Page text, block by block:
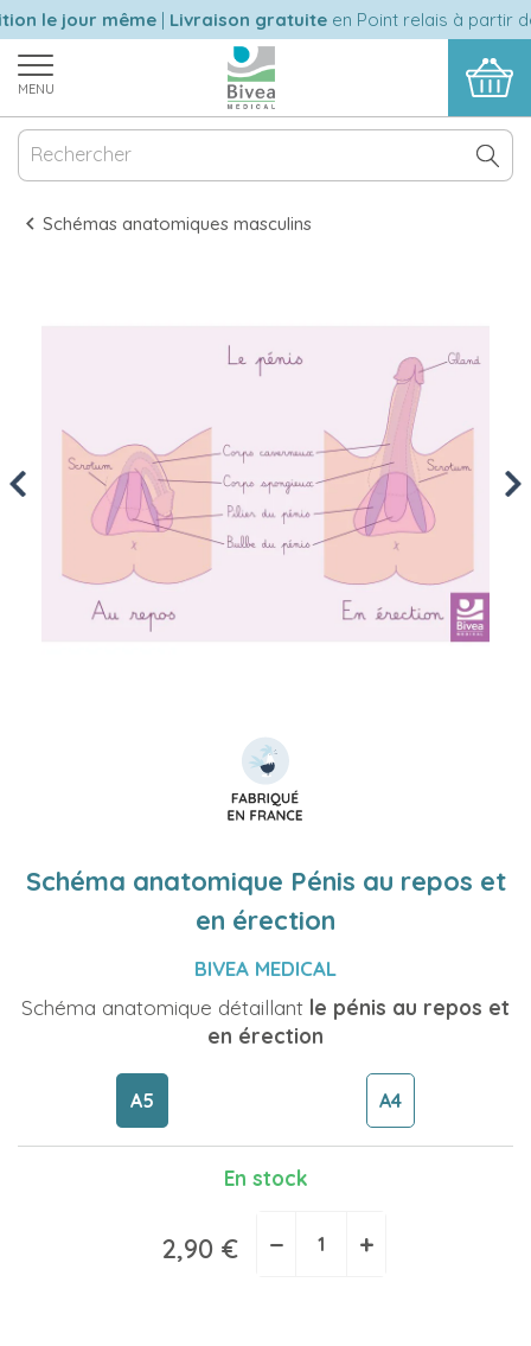
le jour même|Livraison gratuiteen Point relais à partir de
MENU
Schémas anatomiques masculins
Previous
Schéma anatomique Pénis au repos et
en érection
BIVEA MEDICAL
Schéma anatomique détaillant le pénis au repos et
en érection
A5 A4
En stock
2,90 € − +